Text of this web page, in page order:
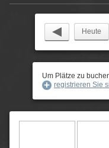
Heute
Um Plätze zu
registrieren Sie